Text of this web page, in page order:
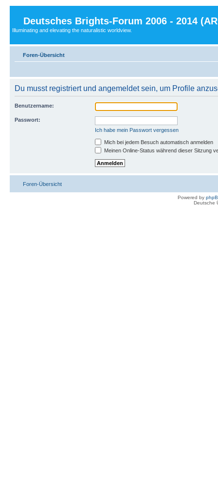
Deutsches Brights-Forum 2006 - 2014
Illuminating and elevating the naturalistic worldview.
Foren-Übersicht
Du musst registriert und angemeldet sein, um Profile
Benutzername:
Passwort:
Ich habe mein Passwort vergessen
Mich bei jedem Besuch automatisch anmelden
Meinen Online-Status während dieser Sitzung
Foren-Übersicht
Powered by
Deutsche